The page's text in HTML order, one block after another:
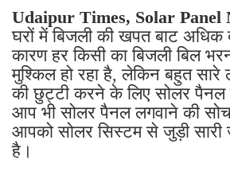
Udaipur Times, Solar Panel
घरों में बिजली की खपत बाट
कारण हर किसी का बिजली बिल
मुश्किल हो रहा है, लेकिन बहुत सारे
की छुट्टी करने के लिए सोलर पैनल
आप भी सोलर पैनल लगवाने की
आपको सोलर सिस्टम से जुड़ी सारी
है।